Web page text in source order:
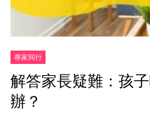
專家同行
解答家長疑難：孩
辦？